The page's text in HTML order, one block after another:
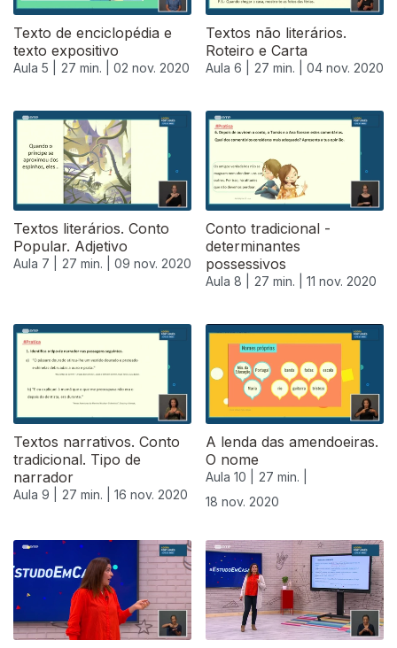
Texto de enciclopédia e
texto expositivo
Aula 5 | 27 min. | 02 nov. 2020
Textos não literários.
Roteiro e Carta
Aula 6 | 27 min. | 04 nov. 2020
Textos literários. Conto
Popular. Adjetivo
Aula 7 | 27 min. | 09 nov. 2020
Conto tradicional -
determinantes
possessivos
Aula 8 | 27 min. | 11 nov. 2020
Textos narrativos. Conto
tradicional. Tipo de
narrador
Aula 9 | 27 min. | 16 nov. 2020
A lenda das amendoeiras.
O nome
Aula 10 |
27 min. |
18 nov. 2020
508177